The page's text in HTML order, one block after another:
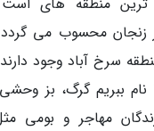
زنجان محسوب می گردد.
سرخ آباد وجود
نام ببریم گرگ، بز
مهاجر و بومی